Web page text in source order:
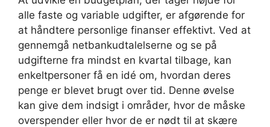
alle faste og variable udgifter, er afgørende for
at håndtere personlige finanser effektivt. Ved at
gennemgå netbankudtalelserne og se på
udgifterne fra mindst en kvartal tilbage, kan
enkeltpersoner få en idé om, hvordan deres
penge er blevet brugt over tid. Denne øvelse
kan give dem indsigt i områder, hvor de måske
overspender eller hvor de er nødt til at skære